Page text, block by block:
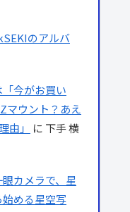
のアルバ
今がお買い
マウント？あえ
由」
に 下手 横
眼カメラで、星
める星空写